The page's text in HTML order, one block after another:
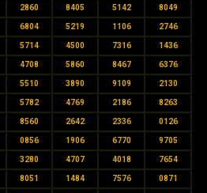
2860 8405 5142 8049
6804 5219 1106 2746
5714 4500 7316 1436
4708 5860 8467 6376
5510 3890 9109 2130
5782 4769 2186 8263
8560 2642 2336 0126
0856 1906 6770 9705
3280 4707 4018 7654
8051 1484 7576 0871